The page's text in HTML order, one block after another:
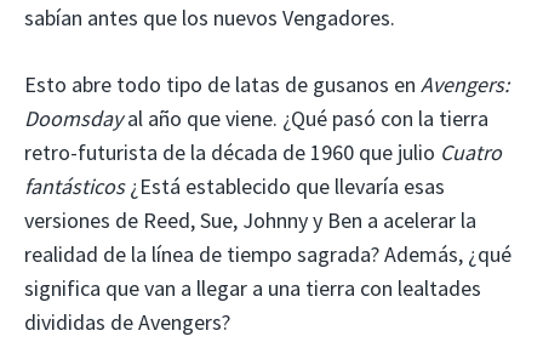
sabían antes que los nuevos Vengadores.
Esto abre todo tipo de latas de gusanos en Avengers:
Doomsdayal año que viene. ¿Qué pasó con la tierra
retro-futurista de la década de 1960 que julio Cuatro
fantásticos¿Está establecido que llevaría esas
versiones de Reed, Sue, Johnny y Ben a acelerar la
realidad de la línea de tiempo sagrada? Además, ¿qué
significa que van a llegar a una tierra con lealtades
divididas de Avengers?